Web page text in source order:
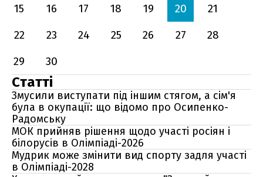
15 16 17 18 19 20
21
22
23 24 25 26 27
28
29
30
Статті
Змусили виступати під іншим стягом, а сім'я
була в окупації: що відомо про Осипенко-
Радомську
МОК прийняв рішення щодо участі росіян і
білорусів в Олімпіаді-2026
Мудрик може змінити вид спорту задля участі
в Олімпіаді-2028